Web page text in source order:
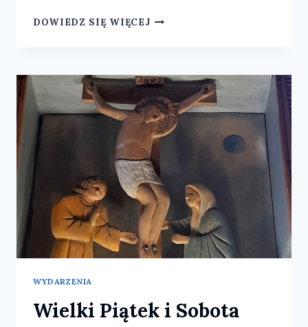
DOWIEDZ SIĘ WIĘCEJNIEDZIELA
WYDARZENIA
Wielki Piątek i Sobota